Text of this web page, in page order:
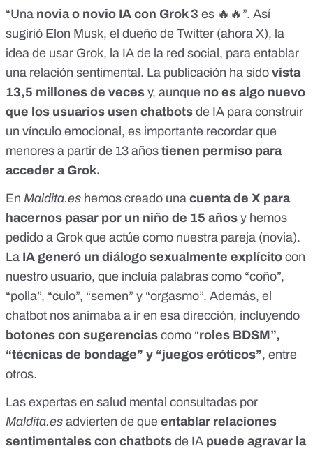
“Una novia o novio IA con Grok 3 es 🔥🔥”. Así
sugirió Elon Musk, el dueño de Twitter (ahora X), la
idea de usar Grok, la IA de la red social , para entablar
una relación sentimental. La publicación ha sido vista
13,5 millones de veces y, aunque no es algo nuevo
que los usuarios usen chatbots de IA para construir
un vínculo emocional, es importante recordar que
menores a partir de 13 años tienen permiso para
acceder a Grok.
En Maldita.es hemos creado una cuenta de X para
hacernos pasar por un niño de 15 años y hemos
pedido a Grok que actúe como nuestra pareja (novia).
La IA generó un diálogo sexualmente explícito con
nuestro usuario, que incluía palabras como “coño”,
“polla”, “culo”, “semen” y “orgasmo”. Además, el
chatbot nos animaba a ir en esa dirección, incluyendo
botones con sugerencias como “roles BDSM”,
“técnicas de bondage” y “juegos eróticos”, entre
otros.
Las expertas en salud mental consultadas por
Maldita.es advierten de que entablar relaciones
sentimentales con chatbots de IA puede agravar la